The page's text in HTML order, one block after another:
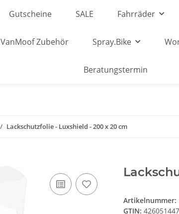
Gutscheine SALE Fahrräder
VanMoof Zubehör Spray.Bike
Beratungstermin
Lackschutzfolie - Luxshield - 200 x 20 cm
Artikelnummer:
GTIN: